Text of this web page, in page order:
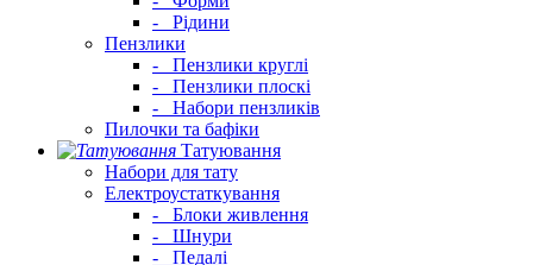
-
Рідини
Пензлики
-
Пензлики круглі
-
Пензлики плоскі
-
Набори пензликів
Пилочки та бафіки
Татуювання
Набори для тату
Електроустаткування
-
Блоки живлення
-
Шнури
-
Педалі